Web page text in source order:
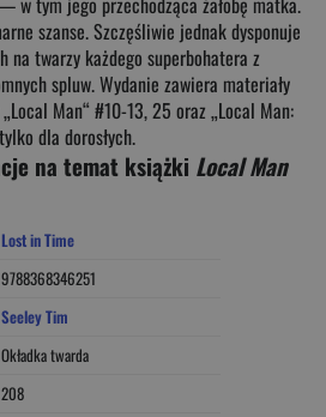
szanse. Szczęśliwie jednak dysponuje
na twarzy każdego superbohatera z
spluw. Wydanie zawiera materiały
Man“ #10-13, 25 oraz „Local Man:
dla dorosłych.
na temat książki Local Man
Lost in Time
9788368346251
Seeley Tim
Okładka twarda
208